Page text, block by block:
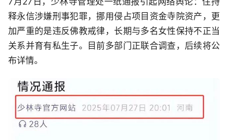
释永信涉嫌刑事犯罪，挪用侵占项目资金寺院资产，更
加严重的是违反佛教戒律，长期与多名女性保持不正当
关系并育有私生子。目前多部门正联合调查，后续将公
布详情。